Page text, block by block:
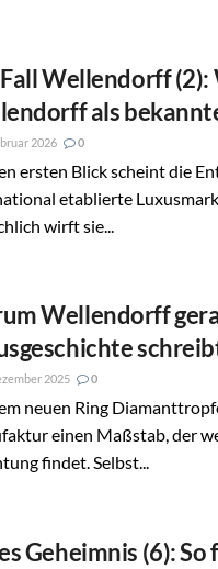
Wellendorff (2):
als
2026 0
ersten Blick scheint die
etablierte
wirft sie...
Wellendorff
2025 0
neuen Ring
einen Maßstab, der
findet. Selbst...
Geheimnis (6):